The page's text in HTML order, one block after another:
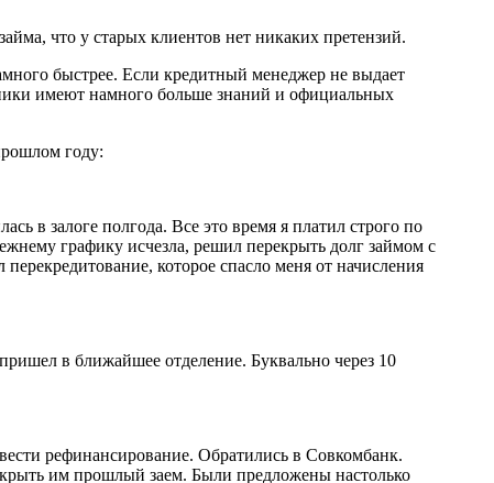
что у старых клиентов нет никаких претензий.
быстрее. Если кредитный менеджер не выдает
имеют намного больше знаний и официальных
году:
в залоге полгода. Все это время я платил строго по
графику исчезла, решил перекрыть долг займом с
которое спасло меня от начисления
в ближайшее отделение. Буквально через 10
рефинансирование. Обратились в Совкомбанк.
им прошлый заем. Были предложены настолько